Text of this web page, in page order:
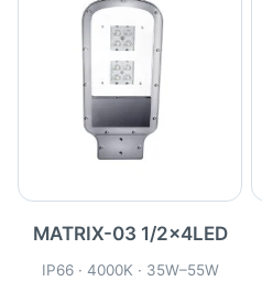
MATRIX-03 1/2x4LED
IP66 · 4000K · 35W–55W